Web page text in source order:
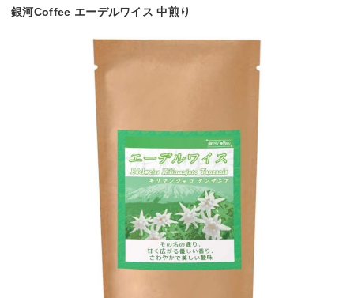
銀河Coffee エーデルワイス 中煎り